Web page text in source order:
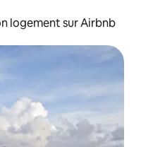
logement sur Airbnb